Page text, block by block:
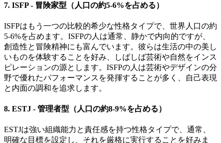
7. ISFP - 冒険家型（人口の約5-6%を占める）
ISFPはもう一つの比較的希少な性格タイプで、世界人口の約
5-6%を占めます。ISFPの人は通常、静かで内向的ですが、
創造性と冒険精神にも富んでいます。彼らは生活の中の美し
いものを体験することを好み、しばしば芸術や自然をインス
ピレーションの源とします。ISFPの人は芸術やデザインの分
野で優れたパフォーマンスを発揮することが多く、自己表現
と内面の調和を追求します。
8. ESTJ - 管理者型（人口の約8-9%を占める）
ESTJは強い組織能力と責任感を持つ性格タイプで、通常、
明確な目標を設定し、それを厳格に実行することを好みま